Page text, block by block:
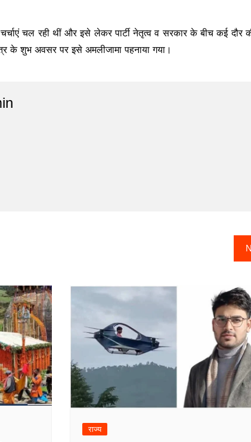
चल रही थीं और इसे लेकर पार्टी नेतृत्व व सरकार के बीच कई दौर
के शुभ अवसर पर इसे अमलीजामा पहनाया गया।
राज्य